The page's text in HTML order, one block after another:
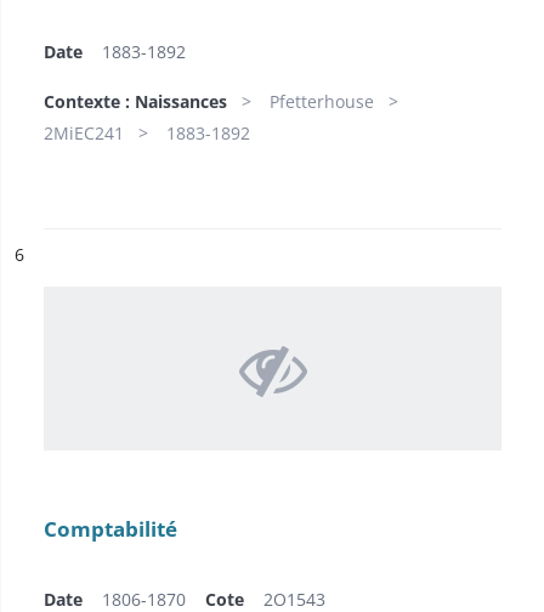
Date 1883-1892
Contexte : Naissances
Pfetterhouse
2MiEC241
1883-1892
n°
6
Comptabilité
Date 1806-1870 Cote 2O1543